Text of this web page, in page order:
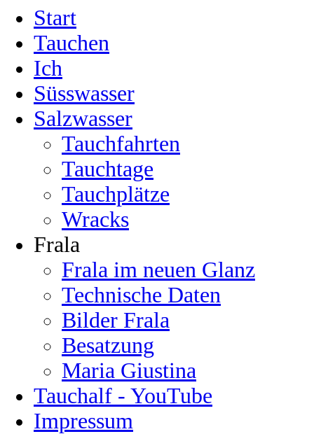
Start
Tauchen
Ich
Süsswasser
Salzwasser
Tauchfahrten
Tauchtage
Tauchplätze
Wracks
Frala
Frala im neuen Glanz
Technische Daten
Bilder Frala
Besatzung
Maria Giustina
Tauchalf - YouTube
Impressum